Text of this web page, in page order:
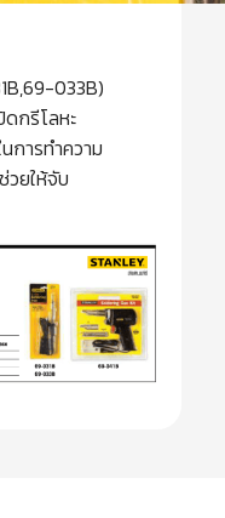
033B)
ดกรีโลหะ
การทำความ
วยให้จับ